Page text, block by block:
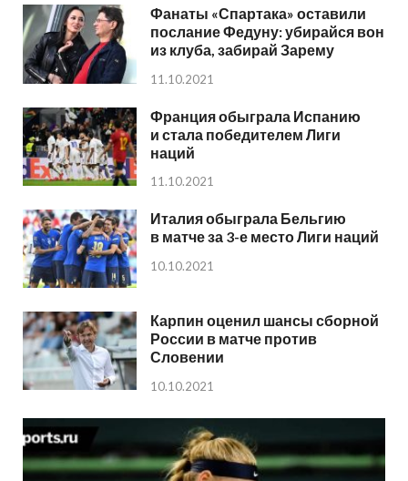
Фанаты «Спартака» оставили
послание Федуну: убирайся вон
из клуба, забирай Зарему
11.10.2021
Франция обыграла Испанию
и стала победителем Лиги
наций
11.10.2021
Италия обыграла Бельгию
в матче за 3-е место Лиги наций
10.10.2021
Карпин оценил шансы сборной
России в матче против
Словении
10.10.2021